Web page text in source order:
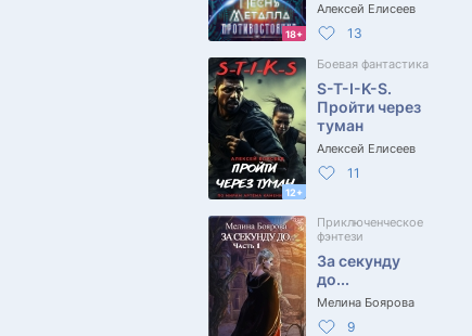
18+
Алексей Елисеев
13
12+
Боевая фантастика
S-T-I-K-S.
Пройти через
туман
Алексей Елисеев
11
Приключенческое
фэнтези
За секунду
до...
Мелина Боярова
9